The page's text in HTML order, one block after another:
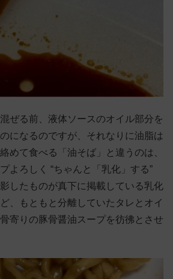
ぜる前、液体ソースのオイル部分を
になるのですが、それなりに油脂は
めて食べる「油そば」と違うのは、
よろしく “ちゃんと「乳化」する”
したものが真下に掲載している乳化
、もともと分離していたタレとオイ
寄りの豚骨醤油スープを彷彿とさせ